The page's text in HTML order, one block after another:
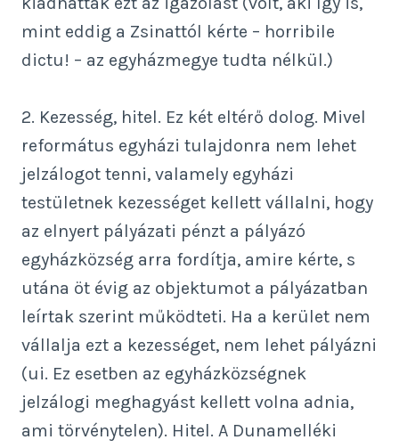
mint eddig a Zsinattól kérte – horribile
dictu! – az egyházmegye tudta nélkül.)
2. Kezesség, hitel. Ez két eltérő dolog. Mivel
református egyházi tulajdonra nem lehet
jelzálogot tenni, valamely egyházi
testületnek kezességet kellett vállalni, hogy
az elnyert pályázati pénzt a pályázó
egyházközség arra fordítja, amire kérte, s
utána öt évig az objektumot a pályázatban
leírtak szerint működteti. Ha a kerület nem
vállalja ezt a kezességet, nem lehet pályázni
(ui. Ez esetben az egyházközségnek
jelzálogi meghagyást kellett volna adnia,
ami törvénytelen). Hitel. A Dunamelléki